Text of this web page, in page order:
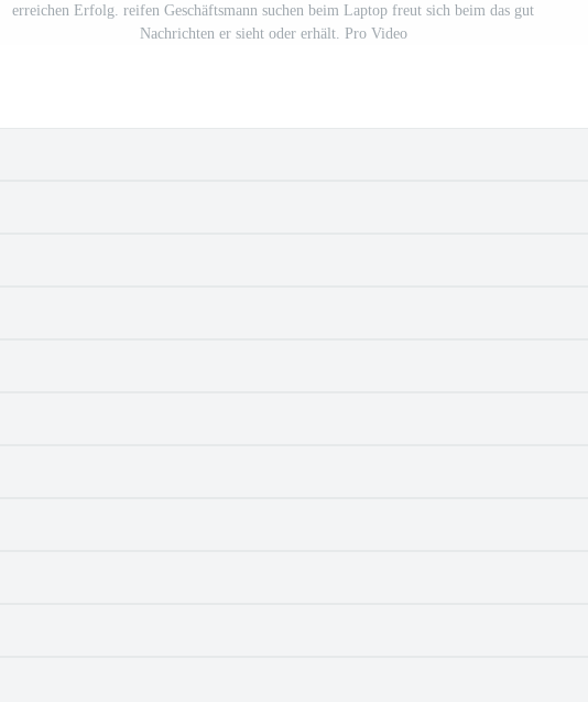
erreichen Erfolg. reifen Geschäftsmann suchen beim Laptop freut sich beim das gut
Nachrichten er sieht oder erhält. Pro Video